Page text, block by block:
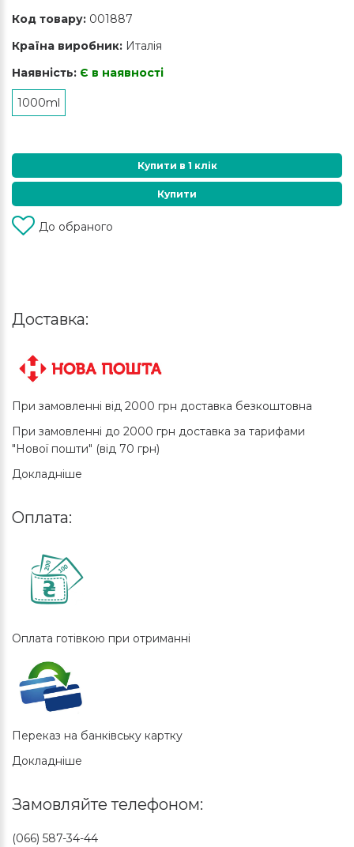
Код товару: 001887
Країна виробник: Италія
Наявність: Є в наявності
1000ml
Купити в 1 клік
Купити
До обраного
Доставка:
При замовленні від 2000 грн доставка безкоштовна
При замовленні до 2000 грн доставка за тарифами
"Нової пошти" (від 70 грн)
Докладніше
Оплата:
Оплата готівкою при отриманні
Переказ на банківську картку
Докладніше
Замовляйте телефоном:
(066) 587-34-44